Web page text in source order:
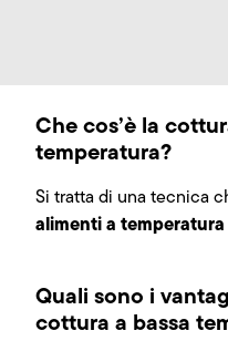
Che cos’è la
temperatura?
Si tratta di una tecnica
alimenti a
Quali sono i
cottura a bassa